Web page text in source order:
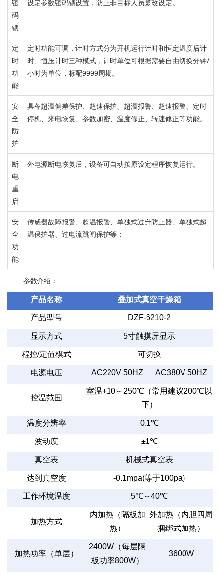
密
码
锁
设定参数密码锁设置，防止非目标人员篡改设定。
定
时
功
能
定时功能可调， 计时方式分为开机运行计时和恒定温度后计
时、恒压计时三种模式 ，计时单位可根据需要自由切换分钟/
小时为单位，标配9999周期。
安
全
防
护
具备超温偏差保护、超速保护、超温报警、超速报警、定时
停机、来电恢复、参数加密、温度修正、转速修正等功能。
断
电
重
启
外电源断电恢复后， 设备可自动按原设定程序恢复运行。
安
全
功
能
传感器故障报警、超温报警、单独式过升防止器、单独式超
温保护器、过电流跳闸保护等；
参数介绍：
产品名称 叠加式真空干燥箱
产品型号 DZF-6210-2
显示方式 5寸触摸屏显示
程控/定值模式 可切换
电源电压 AC220V 50HZ AC380V 50HZ
控温范围
室温+10～250℃（常用建议200℃以
下）
温度分辨率 0.1℃
波动度 ±1℃
真空表 机械式真空表
达到真空度 -0.1mpa(等于100pa)
工作环境温度 5℃～40℃
加热方式
内加热（隔板加
热）
外加热（内胆四周
捆绑式加热）
加热功率（单层）
2400W（每层隔
板功率800W）
3600W